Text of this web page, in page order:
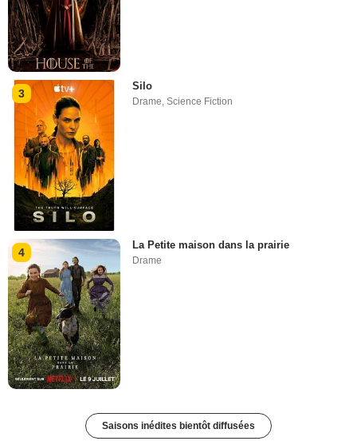
3
Silo
Drame,Science Fiction
4
La Petite maison dans la prairie
Drame
Saisons inédites bientôt diffusées